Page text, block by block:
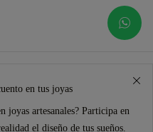
en tus joyas
joyas artesanales? Participa en
el diseño de tus sueños.